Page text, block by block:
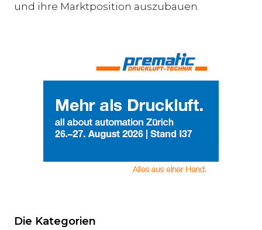
und ihre Marktposition auszubauen.
Die Kategorien